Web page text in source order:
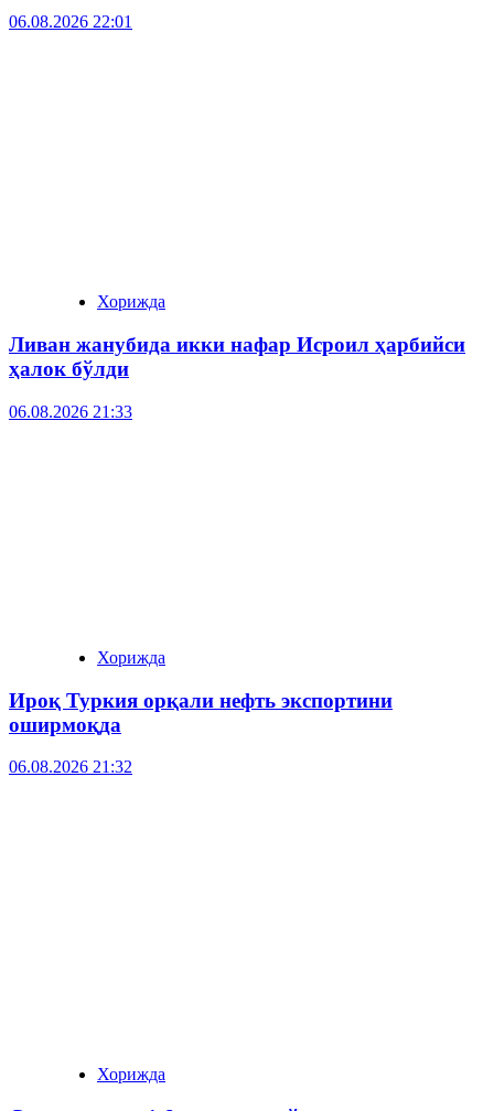
06.08.2026 22:01
Хорижда
Ливан жанубида икки нафар Исроил ҳарбийси
ҳалок бўлди
06.08.2026 21:33
Хорижда
Ироқ Туркия орқали нефть экспортини
оширмоқда
06.08.2026 21:32
Хорижда